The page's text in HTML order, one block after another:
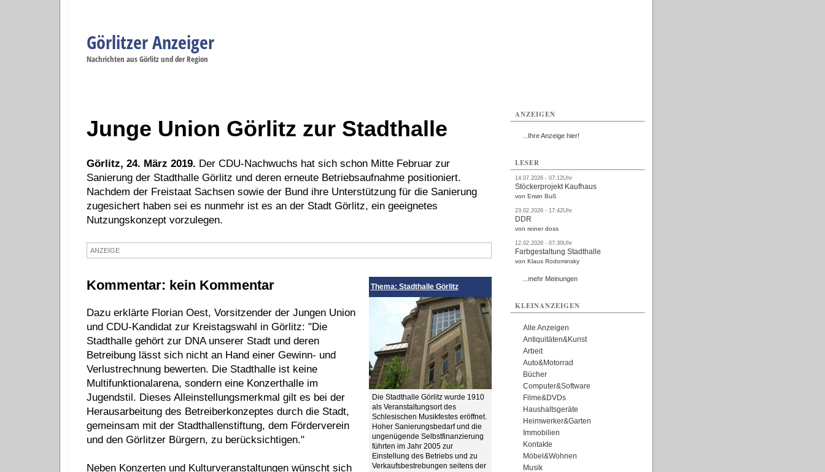
Görlitzer Anzeiger
Nachrichten aus Görlitz und der Region
Junge Union Görlitz zur Stadthalle
Görlitz, 24. März 2019. Der CDU-Nachwuchs hat sich schon Mitte Februar zur
Sanierung der Stadthalle Görlitz und deren erneute Betriebsaufnahme positioniert.
Nachdem der Freistaat Sachsen sowie der Bund ihre Unterstützung für die Sanierung
zugesichert haben sei es nunmehr ist es an der Stadt Görlitz, ein geeignetes
Nutzungskonzept vorzulegen.
ANZEIGE
Kommentar: kein Kommentar Thema: Stadthalle Görlitz
Die Stadthalle Görlitz wurde 1910
als Veranstaltungsort des
Schlesischen Musikfestes eröffnet.
Hoher Sanierungsbedarf und die
ungenügende Selbstfinanzierung
führten im Jahr 2005 zur
Einstellung des Betriebs und zu
Verkaufsbestrebungen seitens der
Dazu erklärte Florian Oest, Vorsitzender der Jungen Union
und CDU-Kandidat zur Kreistagswahl in Görlitz: "Die
Stadthalle gehört zur DNA unserer Stadt und deren
Betreibung lässt sich nicht an Hand einer Gewinn- und
Verlustrechnung bewerten. Die Stadthalle ist keine
Multifunktionalarena, sondern eine Konzerthalle im
Jugendstil. Dieses Alleinstellungsmerkmal gilt es bei der
Herausarbeitung des Betreiberkonzeptes durch die Stadt,
gemeinsam mit der Stadthallenstiftung, dem Förderverein
und den Görlitzer Bürgern, zu berücksichtigen."
Neben Konzerten und Kulturveranstaltungen wünscht sich
ANZEIGEN
...Ihre Anzeige hier!
LESER
14.07.2026 - 07:12Uhr
Stöckerprojekt Kaufhaus
von Erwin Buß
23.02.2026 - 17:42Uhr
DDR
von reiner doss
12.02.2026 - 07:30Uhr
Farbgestaltung Stadthalle
von Klaus Rodominsky
...mehr Meinungen
KLEINANZEIGEN
Alle Anzeigen
Antiquitäten&Kunst
Arbeit
Auto&Motorrad
Bücher
Computer&Software
Filme&DVDs
Haushaltsgeräte
Heimwerker&Garten
Immobilien
Kontakte
Möbel&Wohnen
Musik